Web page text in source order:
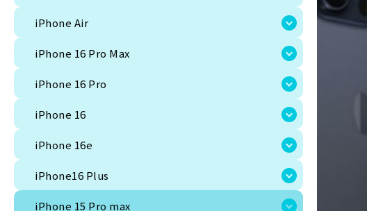
iPhone Air
iPhone 16 Pro Max
iPhone 16 Pro
iPhone 16
iPhone 16e
iPhone16 Plus
iPhone 15 Pro max